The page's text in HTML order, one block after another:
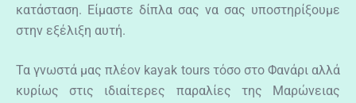
κατάσταση. Είμαστε δίπλα σας να σας υποστηρίξουμε
στην εξέλιξη αυτή.
Τα γνωστά μας πλέον kayak tours τόσο στο Φανάρι αλλά
κυρίως στις ιδιαίτερες παραλίες της Μαρώνειας